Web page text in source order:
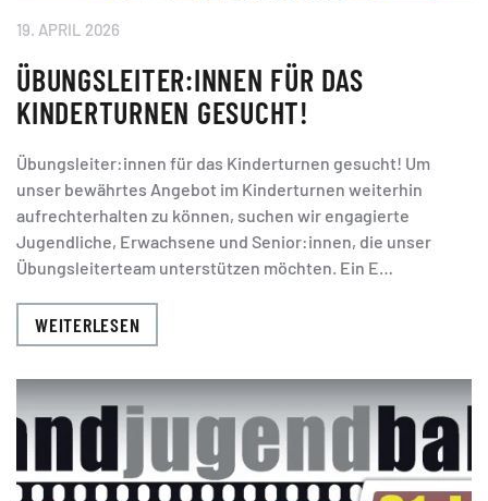
19. APRIL 2026
ÜBUNGSLEITER:INNEN FÜR DAS
KINDERTURNEN GESUCHT!
Übungsleiter:innen für das Kinderturnen gesucht! Um
unser bewährtes Angebot im Kinderturnen weiterhin
aufrechterhalten zu können, suchen wir engagierte
Jugendliche, Erwachsene und Senior:innen, die unser
Übungsleiterteam unterstützen möchten. Ein E…
WEITERLESEN